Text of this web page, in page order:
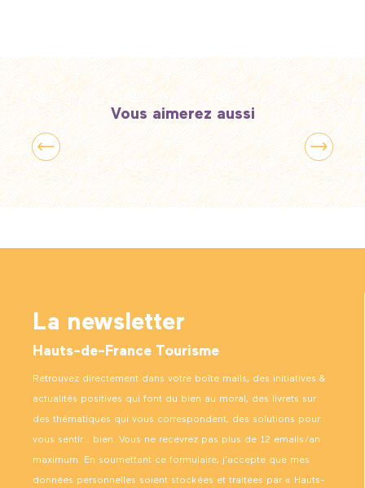
Vous aimerez aussi
S’extasier en famille à Nausicaá devant le
plus grand aquarium d’Europe
La newsletter
Hauts-de-France Tourisme
Retrouvez directement dans votre boîte mails, des initiatives &
actualités positives qui font du bien au moral, des livrets sur
des thématiques qui vous correspondent, des solutions pour
vous sentir… bien. Vous ne recevrez pas plus de 12 emails/an
maximum. En soumettant ce formulaire, j’accepte que mes
données personnelles soient stockées et traitées par « Hauts-